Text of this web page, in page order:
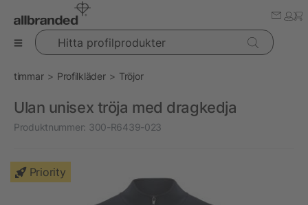
Hitta profilprodukter
timmar Profilkläder Tröjor
Ulan unisex tröja med dragkedja
Produktnummer: 300-R6439-023
Priority